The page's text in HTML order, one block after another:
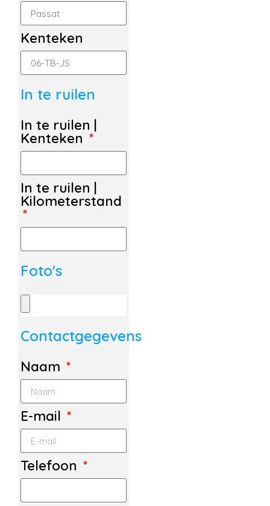
Kenteken
In te ruilen
In te ruilen |
Kenteken
In te ruilen |
Kilometerstand
Foto's
Contactgegevens
Naam
E-mail
Telefoon